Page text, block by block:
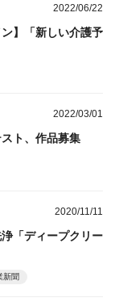
2022/06/22
ン】「新しい介護予
2022/03/01
ト、作品募集
2020/11/11
浄「ディープクリー
新聞